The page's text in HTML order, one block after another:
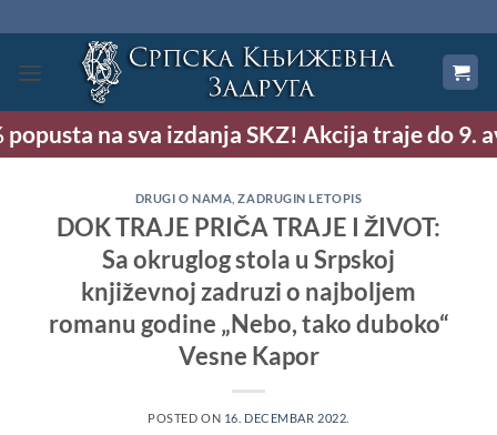
na
sadržaj
na sva izdanja SKZ! Akcija traje do 9.
DRUGI O NAMA ,ZADRUGIN LETOPIS
DOK TRAJE PRIČA TRAJE I ŽIVOT:
Sa okruglog stola u Srpskoj
književnoj zadruzi o najboljem
romanu godine „Nebo, tako duboko“
Vesne Kapor
POSTED ON 16. DECEMBAR 2022.